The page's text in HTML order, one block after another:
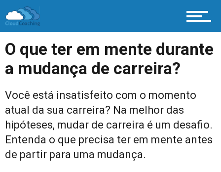
O que ter em mente durante
a mudança de carreira?
Você está insatisfeito com o momento
atual da sua carreira? Na melhor das
hipóteses, mudar de carreira é um desafio.
Entenda o que precisa ter em mente antes
de partir para uma mudança.